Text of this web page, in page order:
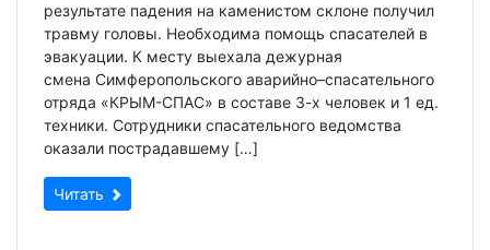
результате падения на каменистом склоне получил
травму головы. Необходима помощь спасателей в
эвакуации. К месту выехала дежурная
смена Симферопольского аварийно–спасательного
отряда «КРЫМ-СПАС» в составе 3-х человек и 1 ед.
техники. Сотрудники спасательного ведомства
оказали пострадавшему […]
Читать